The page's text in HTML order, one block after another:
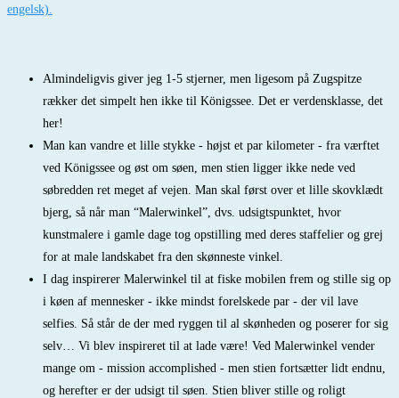
engelsk).
Almindeligvis giver jeg 1-5 stjerner, men ligesom på Zugspitze
rækker det simpelt hen ikke til Königssee. Det er verdensklasse, det
her!
Man kan vandre et lille stykke - højst et par kilometer - fra værftet
ved Königssee og øst om søen, men stien ligger ikke nede ved
søbredden ret meget af vejen. Man skal først over et lille skovklædt
bjerg, så når man “Malerwinkel”, dvs. udsigtspunktet, hvor
kunstmalere i gamle dage tog opstilling med deres staffelier og grej
for at male landskabet fra den skønneste vinkel.
I dag inspirerer Malerwinkel til at fiske mobilen frem og stille sig op
i køen af mennesker - ikke mindst forelskede par - der vil lave
selfies. Så står de der med ryggen til al skønheden og poserer for sig
selv… Vi blev inspireret til at lade være! Ved Malerwinkel vender
mange om - mission accomplished - men stien fortsætter lidt endnu,
og herefter er der udsigt til søen. Stien bliver stille og roligt